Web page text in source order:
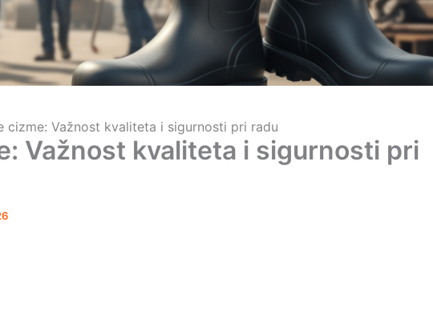
cizme: Važnost kvaliteta i sigurnosti pri radu
Važnost kvaliteta i sigurnosti pri